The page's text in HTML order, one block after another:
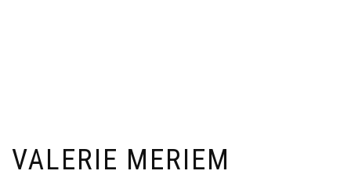
VALERIE MERIEM